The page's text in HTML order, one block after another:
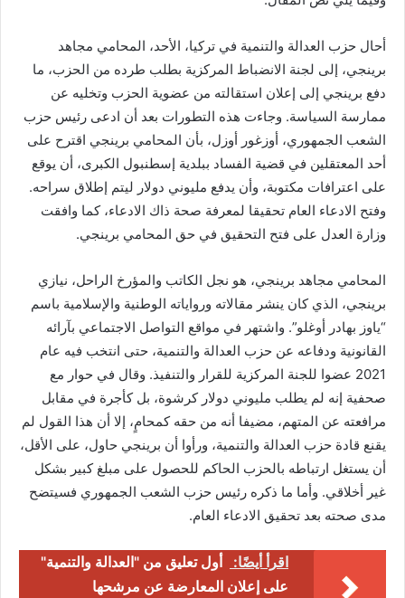
أحال حزب العدالة والتنمية في تركيا، الأحد، المحامي مجاهد
برينجي، إلى لجنة الانضباط المركزية بطلب طرده من الحزب، ما
دفع برينجي إلى إعلان استقالته من عضوية الحزب وتخليه عن
ممارسة السياسة. وجاءت هذه التطورات بعد أن ادعى رئيس حزب
الشعب الجمهوري، أوزغور أوزل، بأن المحامي برينجي اقترح على
أحد المعتقلين في قضية الفساد ببلدية إسطنبول الكبرى، أن يوقع
على اعترافات مكتوبة، وأن يدفع مليوني دولار ليتم إطلاق سراحه.
وفتح الادعاء العام تحقيقا لمعرفة صحة ذاك الادعاء، كما وافقت
وزارة العدل على فتح التحقيق في حق المحامي برينجي.
المحامي مجاهد برينجي، هو نجل الكاتب والمؤرخ الراحل، نيازي
برينجي، الذي كان ينشر مقالاته ورواياته الوطنية والإسلامية باسم
“ياوز بهادر أوغلو”. واشتهر في مواقع التواصل الاجتماعي بآرائه
القانونية ودفاعه عن حزب العدالة والتنمية، حتى انتخب فيه عام
2021 عضوا للجنة المركزية للقرار والتنفيذ. وقال في حوار مع
صحفية إنه لم يطلب مليوني دولار كرشوة، بل كأجرة في مقابل
مرافعته عن المتهم، مضيفا أنه من حقه كمحامٍ، إلا أن هذا القول لم
يقنع قادة حزب العدالة والتنمية، ورأوا أن برينجي حاول، على الأقل،
أن يستغل ارتباطه بالحزب الحاكم للحصول على مبلغ كبير بشكل
غير أخلاقي. وأما ما ذكره رئيس حزب الشعب الجمهوري فسيتضح
مدى صحته بعد تحقيق الادعاء العام.
اقرأ أيضًا:
أول تعليق من "العدالة والتنمية"
على إعلان المعارضة عن مرشحها